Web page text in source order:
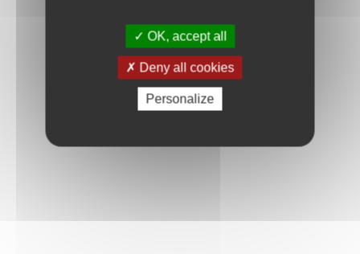
OK, accept all
Deny all cookies
Personalize